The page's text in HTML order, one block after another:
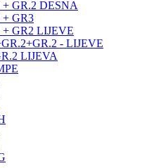
+ GR.2 DESNA
+ GR3
+ GR2 LIJEVE
- LIJEVE
LIJEVA